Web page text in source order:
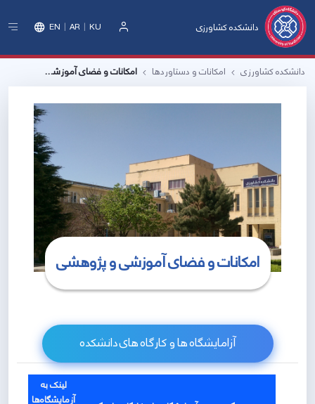
دانشکده کشاورزی EN AR KU
دانشکده کشاورزی امکانات و دستاوردها امکانات و فضای آموزشی و پژوهشی
امکانات و فضای آموزشی و پژوهشی
آزامایشگاه ها و کارگاه های دانشکده
لینک به
آزمایشگاه‌ها